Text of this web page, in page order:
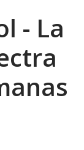
- La